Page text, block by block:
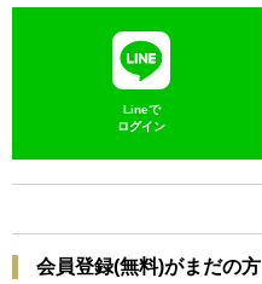
Lineで
ログイン
会員登録(無料)がまだの方